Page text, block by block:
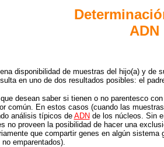
disponibilidad de muestras del hijo(a)y de
en uno de dos resultados posibles: el
desean saber si tienen o no parentesco
común. En estos casos (cuando las
análisis típicos deADN de los núcleos. Sin
no proveen la posibilidad de hacer una
que compartir genes en algún
emparentados).